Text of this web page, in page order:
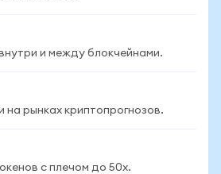
внутри и между блокчейнами.
на рынках криптопрогнозов.
с плечом до 50x.